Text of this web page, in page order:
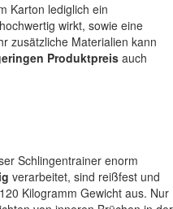
Karton lediglich ein
wirkt, sowie eine
zusätzliche Materialien kann
Produktpreis auch
Schlingentrainer enorm
verarbeitet, sind reißfest und
Kilogramm Gewicht aus. Nur